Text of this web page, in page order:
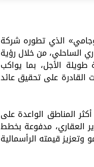
الذي تطوره شركة
الساحلي، من خلال رؤية
الأجل، بما يواكب
القادرة على تحقيق عائد
المناطق الواعدة على
العقاري، مدفوعة بخطط
قيمته الرأسمالية